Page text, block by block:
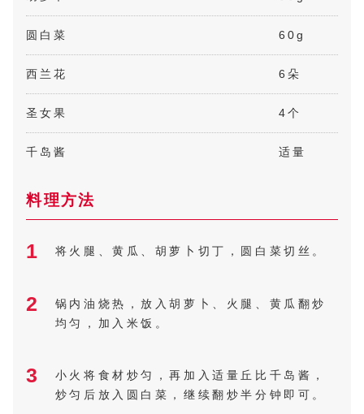
圆白菜 60g
西兰花 6朵
圣女果 4个
千岛酱 适量
料理方法
1 将火腿、黄瓜、胡萝卜切丁，圆白菜切丝。
2
锅内油烧热，放入胡萝卜、火腿、黄瓜翻炒
均匀，加入米饭。
3
小火将食材炒匀，再加入适量丘比千岛酱，
炒匀后放入圆白菜，继续翻炒半分钟即可。